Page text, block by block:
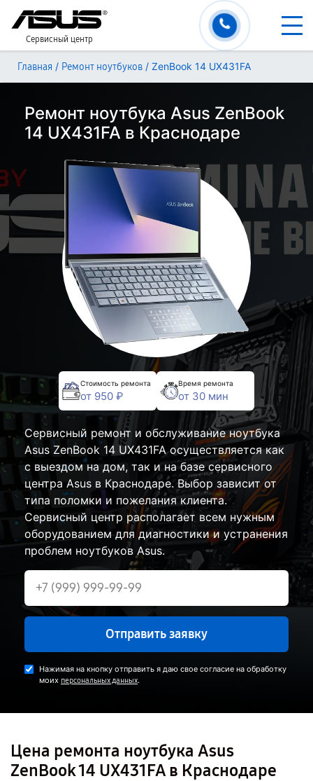
Сервисный центр
Главная / Ремонт ноутбуков / ZenBook 14 UX431FA
Ремонт ноутбука Asus ZenBook
14 UX431FA в Краснодаре
Стоимость ремонта
от 950 ₽
Время ремонта
от 30 мин
Сервисный ремонт и обслуживание ноутбука
Asus ZenBook 14 UX431FA осуществляется как
с выездом на дом, так и на базе сервисного
центра Asus в Краснодаре. Выбор зависит от
типа поломки и пожелания клиента.
Сервисный центр располагает всем нужным
оборудованием для диагностики и устранения
проблем ноутбуков Asus.
Отправить заявку
Нажимая на кнопку отправить я даю свое согласие на обработку
моих персональных данных.
Цена ремонта ноутбука Asus
ZenBook 14 UX431FA в Краснодаре